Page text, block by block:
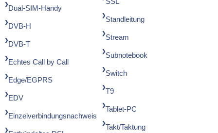
Dual-SIM-Handy
DVB-H
DVB-T
Echtes Call by Call
Edge/EGPRS
EDV
Einzelverbindungsnachweis
Standleitung
Stream
Subnotebook
Switch
T9
Tablet-PC
Takt/Taktung